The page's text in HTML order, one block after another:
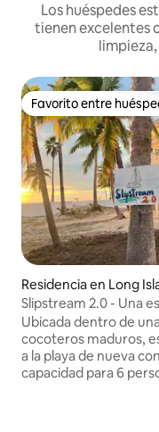
Los huéspedes
tienen excelentes
Favorito entre
Favorito entre
Residencia en Long
Slipstream 2.0 - Una
frente a la playa
Ubicada dentro de
cocoteros maduros,
a la playa de nueva
capacidad para 6